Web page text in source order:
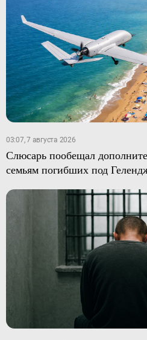
03:07, 7 августа 2026
Слюсарь пообещал
семьям погибших под